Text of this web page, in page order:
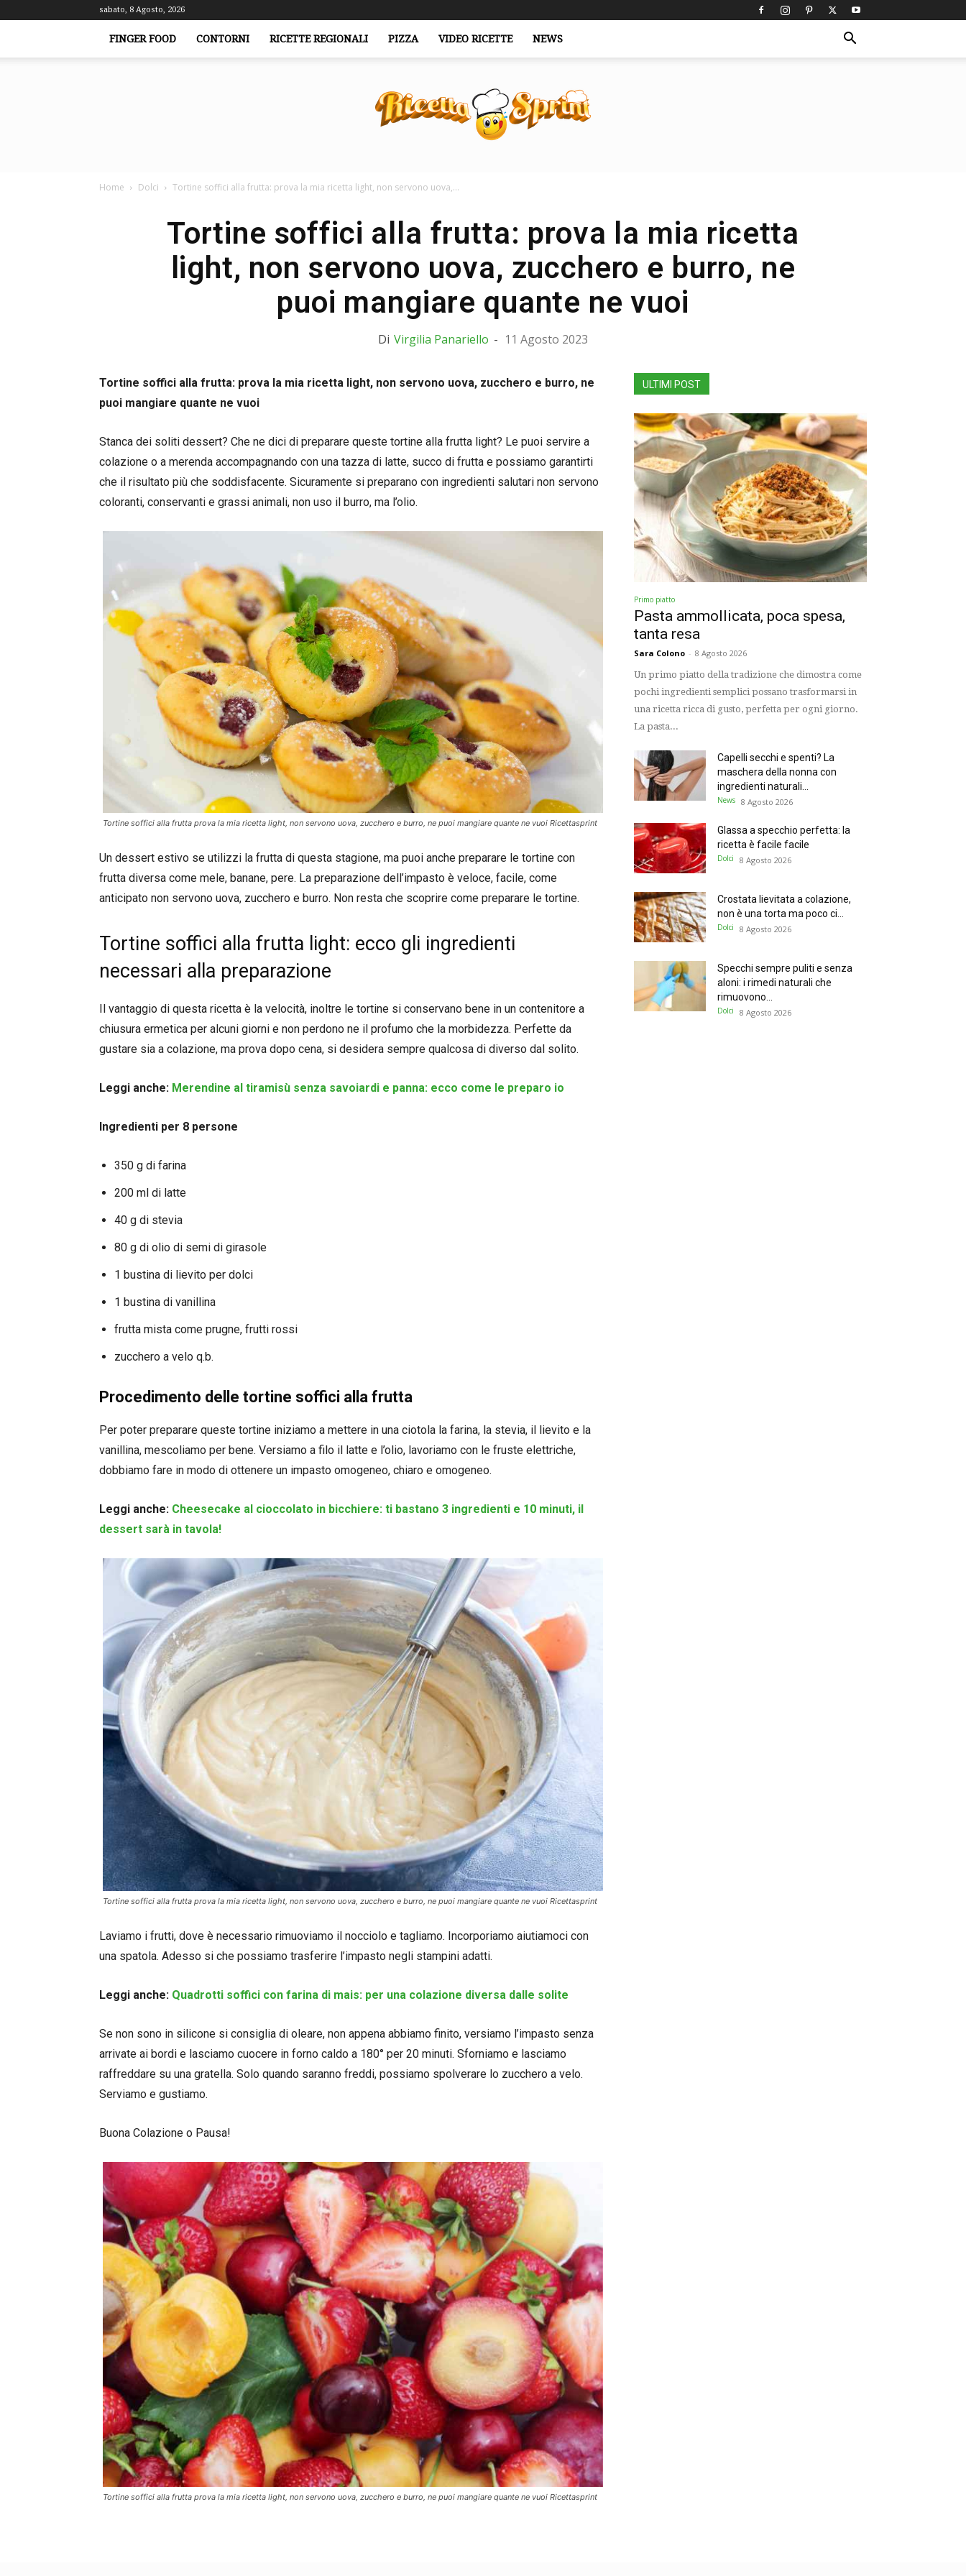
sabato, 8 Agosto, 2026
FINGER FOOD CONTORNI RICETTE REGIONALI PIZZA VIDEO RICETTE NEWS
Home Dolci Tortine soffici alla frutta: prova la mia ricetta light, non servono uova,...
Tortine soffici alla frutta: prova la mia ricetta
light, non servono uova, zucchero e burro, ne
puoi mangiare quante ne vuoi
Di Virgilia Panariello - 11 Agosto 2023
Tortine soffici alla frutta: prova la mia ricetta light, non servono uova, zucchero e burro, ne
puoi mangiare quante ne vuoi
Stanca dei soliti dessert? Che ne dici di preparare queste tortine alla frutta light? Le puoi servire a
colazione o a merenda accompagnando con una tazza di latte, succo di frutta e possiamo garantirti
che il risultato più che soddisfacente. Sicuramente si preparano con ingredienti salutari non servono
coloranti, conservanti e grassi animali, non uso il burro, ma l’olio.
Tortine soffici alla frutta prova la mia ricetta light, non servono uova, zucchero e burro, ne puoi mangiare quante ne vuoi Ricettasprint
Un dessert estivo se utilizzi la frutta di questa stagione, ma puoi anche preparare le tortine con
frutta diversa come mele, banane, pere. La preparazione dell’impasto è veloce, facile, come
anticipato non servono uova, zucchero e burro. Non resta che scoprire come preparare le tortine.
Tortine soffici alla frutta light: ecco gli ingredienti
necessari alla preparazione
Il vantaggio di questa ricetta è la velocità, inoltre le tortine si conservano bene in un contenitore a
chiusura ermetica per alcuni giorni e non perdono ne il profumo che la morbidezza. Perfette da
gustare sia a colazione, ma prova dopo cena, si desidera sempre qualcosa di diverso dal solito.
Leggi anche: Merendine al tiramisù senza savoiardi e panna: ecco come le preparo io
Ingredienti per 8 persone
350 g di farina
200 ml di latte
40 g di stevia
80 g di olio di semi di girasole
1 bustina di lievito per dolci
1 bustina di vanillina
frutta mista come prugne, frutti rossi
zucchero a velo q.b.
Procedimento delle tortine soffici alla frutta
Per poter preparare queste tortine iniziamo a mettere in una ciotola la farina, la stevia, il lievito e la
vanillina, mescoliamo per bene. Versiamo a filo il latte e l’olio, lavoriamo con le fruste elettriche,
dobbiamo fare in modo di ottenere un impasto omogeneo, chiaro e omogeneo.
Leggi anche: Cheesecake al cioccolato in bicchiere: ti bastano 3 ingredienti e 10 minuti, il
dessert sarà in tavola!
Tortine soffici alla frutta prova la mia ricetta light, non servono uova, zucchero e burro, ne puoi mangiare quante ne vuoi Ricettasprint
Laviamo i frutti, dove è necessario rimuoviamo il nocciolo e tagliamo. Incorporiamo aiutiamoci con
una spatola. Adesso si che possiamo trasferire l’impasto negli stampini adatti.
Leggi anche: Quadrotti soffici con farina di mais: per una colazione diversa dalle solite
Se non sono in silicone si consiglia di oleare, non appena abbiamo finito, versiamo l’impasto senza
arrivate ai bordi e lasciamo cuocere in forno caldo a 180° per 20 minuti. Sforniamo e lasciamo
raffreddare su una gratella. Solo quando saranno freddi, possiamo spolverare lo zucchero a velo.
Serviamo e gustiamo.
Buona Colazione o Pausa!
Tortine soffici alla frutta prova la mia ricetta light, non servono uova, zucchero e burro, ne puoi mangiare quante ne vuoi Ricettasprint
ULTIMI POST
Primo piatto
Pasta ammollicata, poca spesa,
tanta resa
Sara Colono - 8 Agosto 2026
Un primo piatto della tradizione che dimostra come
pochi ingredienti semplici possano trasformarsi in
una ricetta ricca di gusto, perfetta per ogni giorno.
La pasta...
Capelli secchi e spenti? La
maschera della nonna con
ingredienti naturali...
News 8 Agosto 2026
Glassa a specchio perfetta: la
ricetta è facile facile
Dolci 8 Agosto 2026
Crostata lievitata a colazione,
non è una torta ma poco ci...
Dolci 8 Agosto 2026
Specchi sempre puliti e senza
aloni: i rimedi naturali che
rimuovono...
Dolci 8 Agosto 2026